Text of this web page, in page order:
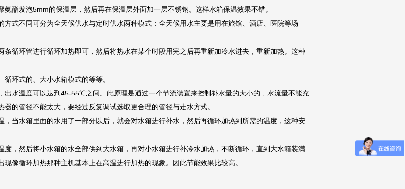
酯发泡5mm的保温层，然后再在保温层外面加一层不锈钢。这样水箱保温效果不错。
式不同可分为全天候供水与定时供水两种模式：全天候用水主要是用在旅馆、酒店、医院等场
循环管进行循环加热即可，然后将热水在某个时段用完之后再重新加冷水进去，重新加热。这种
环式的、大小水箱模式的等等。
出水温度可以达到45-55℃之间。此原理是通过一个节流装置来控制补水量的大小的，水流量不能充
的管径不能太大，要经过反复调试选取更合理的管径与走水方式。
当水箱里面的水用了一部分以后，就会对水箱进行补水，然后再循环加热到所需的温度，这种安
，然后将小水箱的水全部供到大水箱，再对小水箱进行补冷水加热，不断循环，直到大水箱装满
像循环加热那种主机基本上在高温进行加热的现象。因此节能效果比较高。